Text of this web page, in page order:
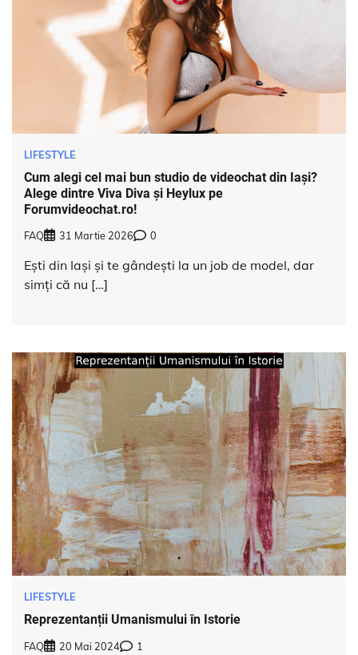
LIFESTYLE
Cum alegi cel mai bun studio de videochat din Iași?
Alege dintre Viva Diva și Heylux pe
Forumvideochat.ro!
FAQ 31 Martie 2026 0
Ești din Iași și te gândești la un job de model, dar
simți că nu […]
LIFESTYLE
Reprezentanții Umanismului în Istorie
FAQ 20 Mai 2024 1